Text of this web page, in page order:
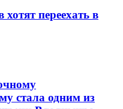
переехать в
стала одним из